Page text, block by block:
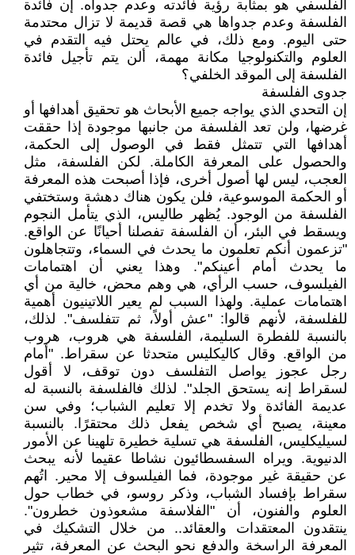
الفلسفي هو بمثابة رؤية فائدته وعدم جدواه. إن فائدة
الفلسفة وعدم جدواها هي قصة قديمة لا تزال محتدمة
حتى اليوم. ومع ذلك، في عالم يحتل فيه التقدم في
العلوم والتكنولوجيا مكانة مهمة، ألن يتم تأجيل فائدة
الفلسفة إلى الموقد الخلفي؟
جدوى الفلسفة
إن التحدي الذي يواجه جميع الأبحاث هو تحقيق أهدافها أو
غرضها، ولن تعد الفلسفة من جانبها موجودة إذا حققت
أهدافها التي تتمثل فقط في الوصول إلى الحكمة،
والحصول على المعرفة الكاملة. لكن الفلسفة، مثل
العجب، ليس لها أصول أخرى، فإذا أصبحت هذه المعرفة
أو الحكمة الموسوعية، فلن يكون هناك دهشة وستختفي
الفلسفة من الوجود. يُظهر طاليس، الذي يتأمل النجوم
ويسقط في البئر، أن الفلسفة تفصلنا أحيانًا عن الواقع.
"تزعمون أنكم تعلمون ما يحدث في السماء، وتتجاهلون
ما يحدث أمام أعينكم". وهذا يعني أن اهتمامات
الفيلسوف، حسب الرأي، هي وهم محض، خالية من أي
اهتمامات عملية. ولهذا السبب لم يعير اللاتينيون أهمية
للفلسفة، لأنهم قالوا: "عش أولاً، ثم تتفلسف". لذلك،
بالنسبة للفطرة السليمة، الفلسفة هي هروب، هروب
من الواقع. وقال كاليكليس متحدثا عن سقراط. "أمام
رجل عجوز يواصل التفلسف دون توقف، لا أقول
لسقراط إنه يستحق الجلد". لذلك فالفلسفة بالنسبة له
عديمة الفائدة ولا تخدم إلا تعليم الشباب؛ وفي سن
معينة، يصبح أي شخص يفعل ذلك محتقرًا. بالنسبة
لسيليكليس، الفلسفة هي تسلية خطيرة تلهينا عن الأمور
الدنيوية. ويراه السفسطائيون نشاطا عقيما لأنه يبحث
عن حقيقة غير موجودة، فما الفيلسوف إلا محير. اتُهم
سقراط بإفساد الشباب، وذكر روسو، في خطاب حول
العلوم والفنون، أن "الفلاسفة مشعوذون خطرون".
ينتقدون المعتقدات والعقائد.. من خلال التشكيك في
المعرفة الراسخة والدفع نحو البحث عن المعرفة، تثير